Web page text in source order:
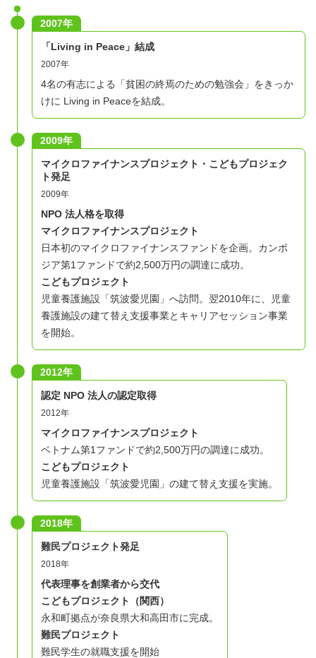
時間・頻度
活動時間は週に7時間程度です。難民プロジェクト全体の
定例ミーティングと、所属するチームのMTGに参加して
いただくため、週に数回のMTGに参加しているメンバー
がほとんどです。
■就労支援以外の活動
上記の事業活動に加え、バックオフィス業務（広報、人
事、経理、法務等）や新規事業の企画などの業務もありま
す。何をご担当いただくかは、見学を通じてご検討いただ
きます。
就労支援以外にも、難民プロジェクトの中で複数のチーム
に分かれて運営していますので、興味のあるチームをいく
面談にて最初のチーム等を決定しますが、活動開始後に、
ご経験や事業展開に合わせて柔軟に担当を変更いただくこ
とが可能です。
ご経験のない分野でも、希望があればお任せします。ま
た、本業で経理経験のある方が経理・財務を担当する、英
語の得意な方が難民の方への案内を翻訳するなど、得意不
得意を互いに補い合って事業を運営しています。
2007年
「Living in Peace」結成
2007年
4名の有志による「貧困の終焉のための勉強会」をきっか
けに Living in Peaceを結成。
2009年
マイクロファイナンスプロジェクト・こどもプロジェク
ト発足
2009年
NPO 法人格を取得
マイクロファイナンスプロジェクト
日本初のマイクロファイナンスファンドを企画。カンボ
ジア第1ファンドで約2,500万円の調達に成功。
こどもプロジェクト
児童養護施設「筑波愛児園」へ訪問。翌2010年に、児童
養護施設の建て替え支援事業とキャリアセッション事業
を開始。
2012年
認定 NPO 法人の認定取得
2012年
マイクロファイナンスプロジェクト
ベトナム第1ファンドで約2,500万円の調達に成功。
こどもプロジェクト
児童養護施設「筑波愛児園」の建て替え支援を実施。
2018年
​難民プロジェクト発足​
2018年
代表理事を創業者から交代
こどもプロジェクト（関西）
永和町拠点が奈良県大和高田市に完成。
難民プロジェクト
難民学生の就職支援を開始